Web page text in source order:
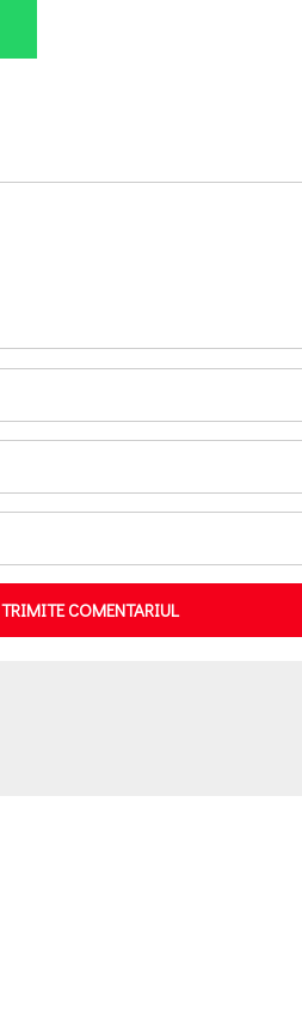
TRIMITE COMENTARIUL